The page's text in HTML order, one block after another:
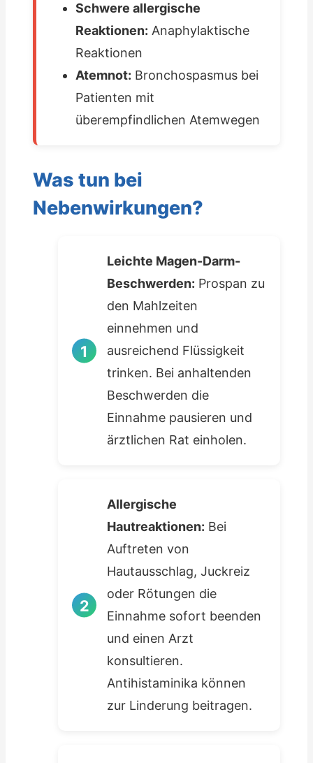
Schwere allergische
Reaktionen: Anaphylaktische
Reaktionen
Atemnot: Bronchospasmus bei
Patienten mit
überempfindlichen Atemwegen
Was tun bei
Nebenwirkungen?
Leichte Magen-Darm-
Beschwerden: Prospan zu
den Mahlzeiten
einnehmen und
ausreichend Flüssigkeit
trinken. Bei anhaltenden
Beschwerden die
Einnahme pausieren und
ärztlichen Rat einholen.
Allergische
Hautreaktionen: Bei
Auftreten von
Hautausschlag, Juckreiz
oder Rötungen die
Einnahme sofort beenden
und einen Arzt
konsultieren.
Antihistaminika können
zur Linderung beitragen.